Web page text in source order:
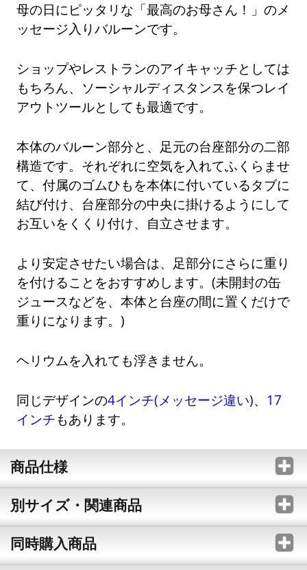
母の日にピッタリな「最高のお母さん！」のメ
ッセージ入りバルーンです。
ショップやレストランのアイキャッチとしては
もちろん、ソーシャルディスタンスを保つレイ
アウトツールとしても最適です。
本体のバルーン部分と、足元の台座部分の二部
構造です。それぞれに空気を入れてふくらませ
て、付属のゴムひもを本体に付いているタブに
結び付け、台座部分の中央に掛けるようにして
お互いをくくり付け、自立させます。
より安定させたい場合は、足部分にさらに重り
を付けることをおすすめします。(未開封の缶
ジュースなどを、本体と台座の間に置くだけで
重りになります。)
ヘリウムを入れても浮きません。
同じデザインの4インチ(メッセージ違い)、 17
インチもあります。
商品仕様
別サイズ・関連商品
同時購入商品